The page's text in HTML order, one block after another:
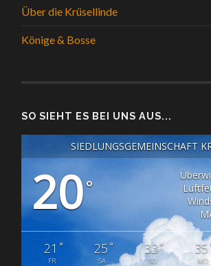
Über die Krüsellinde
Könige & Bosse
SO SIEHT ES BEI UNS AUS...
SIEDLUNGSGEMEINSCHAFT
20°
21 °
FR
25°
SA
33°
SO
35
MO